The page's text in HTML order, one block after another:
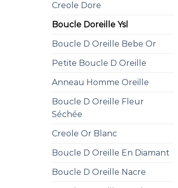
Creole Dore
Boucle Doreille Ysl
Boucle D Oreille Bebe Or
Petite Boucle D Oreille
Anneau Homme Oreille
Boucle D Oreille Fleur
Séchée
Creole Or Blanc
Boucle D Oreille En Diamant
Boucle D Oreille Nacre